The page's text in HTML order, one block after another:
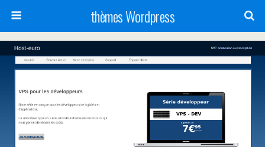
thèmes Wordpress